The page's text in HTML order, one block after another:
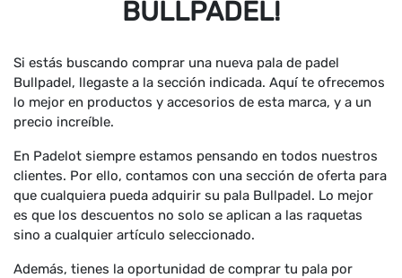
BULLPADEL!
Si estás buscando comprar una nueva pala de padel
Bullpadel, llegaste a la sección indicada. Aquí te ofrecemos
lo mejor en productos y accesorios de esta marca, y a un
precio increíble.
En Padelot siempre estamos pensando en todos nuestros
clientes. Por ello, contamos con una sección de oferta para
que cualquiera pueda adquirir su pala Bullpadel. Lo mejor
es que los descuentos no solo se aplican a las raquetas
sino a cualquier artículo seleccionado.
Además, tienes la oportunidad de comprar tu pala por